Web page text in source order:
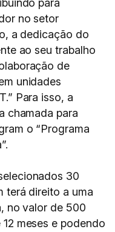
para
no setor
a dedicação do
ao seu trabalho
de
unidades
Para isso, a
chamada para
o “Programa
30
terá direito a uma
no valor de 500
meses e podendo